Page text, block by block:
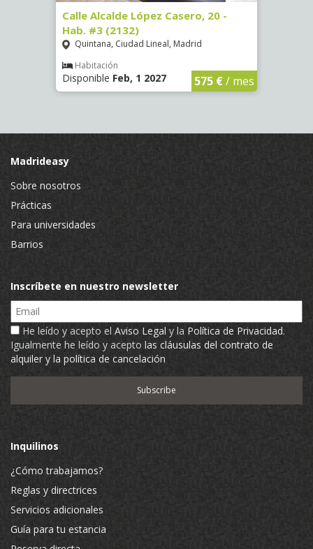
Calle Alcalde López Casero, 20 -
Hab. #3 (2132)
Quintana, Ciudad Lineal, Madrid
Habitación
Disponible Feb, 1 2027 575 €/ mes
Madrideasy
Sobre nosotros
Prácticas
Para universidades
Barrios
Inscríbete en nuestro newsletter
Email
He leído y acepto el Aviso Legal y la Política de Privacidad.
Igualmente he leído y acepto las cláusulas del contrato de
alquiler y la política de cancelación
Inquilinos
¿Cómo trabajamos?
Reglas y directrices
Servicios adicionales
Guía para tu estancia